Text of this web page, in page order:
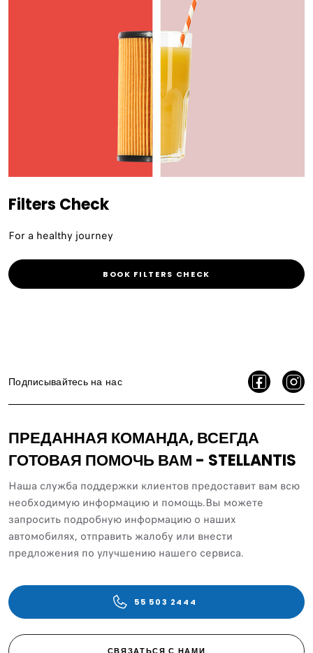
Filters Check
For a healthy journey
BOOK FILTERS CHECK
Подписывайтесь на нас
ПРЕДАННАЯ КОМАНДА, ВСЕГДА
ГОТОВАЯ ПОМОЧЬ ВАМ - STELLANTIS
Наша служба поддержки клиентов предоставит вам всю
необходимую информацию и помощь.Вы можете
запросить подробную информацию о наших
автомобилях, отправить жалобу или внести
предложения по улучшению нашего сервиса.
55 503 2444
СВЯЗАТЬСЯ С НАМИ